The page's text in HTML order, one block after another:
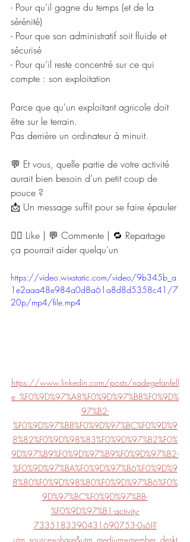
- Pour qu’il gagne du temps (et de la
sérénité)
- Pour que son administratif soit fluide et
sécurisé
- Pour qu’il reste concentré sur ce qui
compte : son exploitation
Parce que qu'un exploitant agricole doit
être sur le terrain.
Pas derrière un ordinateur à minuit.
💬 Et vous, quelle partie de votre activité
aurait bien besoin d’un petit coup de
pouce ?
📩 Un message suffit pour se faire épauler
👍🏻 Like | 💬 Commente | 🔁 Repartage
ça pourrait aider quelqu'un
https://video.wixstatic.com/video/9b345b_a
1e2aaa48e984a0d8a61a8d8d5358c41/7
20p/mp4/file.mp4
https://www.linkedin.com/posts/nadegefanfell
e_%F0%9D%97%A8%F0%9D%97%BB%F0%9D%
97%B2-
%F0%9D%97%BB%F0%9D%97%BC%F0%9D%9
8%82%F0%9D%98%83%F0%9D%97%B2%F0%
9D%97%B9%F0%9D%97%B9%F0%9D%97%B2-
%F0%9D%97%BA%F0%9D%97%B6%F0%9D%9
8%80%F0%9D%98%80%F0%9D%97%B6%F0%
9D%97%BC%F0%9D%97%BB-
%F0%9D%97%B1-activity-
7335183390431690753-0s6I?
utm_source=share&utm_medium=member_deskt